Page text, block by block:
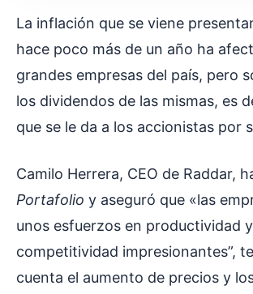
La inflación que se viene
hace poco más de un año ha
grandes empresas del país, pero
los dividendos de las mismas, es
que se le da a los accionistas por
Camilo Herrera, CEO de Raddar,
Portafolio y aseguró que «las
unos esfuerzos en productividad y
competitividad impresionantes”,
cuenta el aumento de precios y